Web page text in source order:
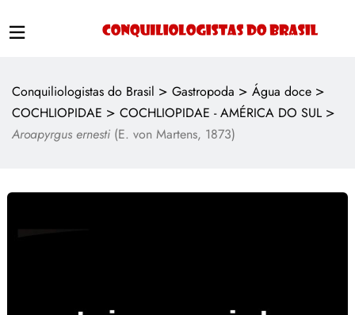
Conquiliologistas do Brasil > Gastropoda > Água doce >
COCHLIOPIDAE > COCHLIOPIDAE - AMÉRICA DO SUL >
Aroapyrgus ernesti (E. von Martens, 1873)